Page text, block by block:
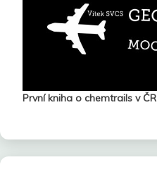
První kniha o chemtrails v ČR